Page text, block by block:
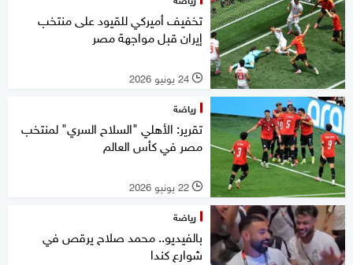
تخفيف أميركي للقيود على منتخب
إيران قبل مواجهة مصر
l 24 يونيو 2026
رياضة
تقرير: الأهلي "السلاح السري" لمنتخب
مصر في كأس العالم
l 22 يونيو 2026
رياضة
بالفيديو.. محمد صلاح يرقص في
شوارع كندا